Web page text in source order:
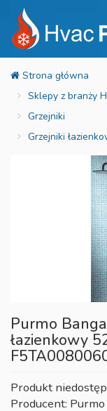
Sklepy z branży
Grzejniki
Grzejniki
Purmo
łazienkowy
Produkt
Producent: Purmo